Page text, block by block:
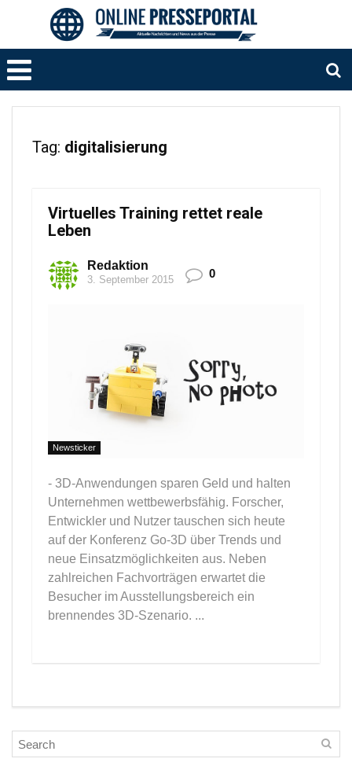
Tag: digitalisierung
Virtuelles Training rettet reale
Leben
Redaktion
3. September 2015 0
Newsticker
- 3D-Anwendungen sparen Geld und halten
Unternehmen wettbewerbsfähig. Forscher,
Entwickler und Nutzer tauschen sich heute
auf der Konferenz Go-3D über Trends und
neue Einsatzmöglichkeiten aus. Neben
zahlreichen Fachvorträgen erwartet die
Besucher im Ausstellungsbereich ein
brennendes 3D-Szenario. ...